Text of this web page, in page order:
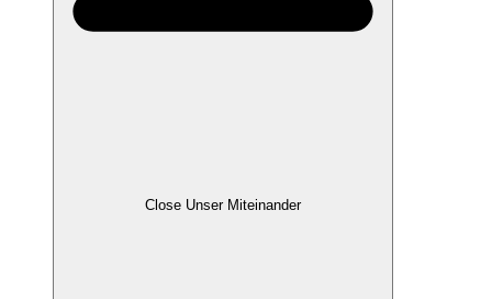
Close Unser Miteinander